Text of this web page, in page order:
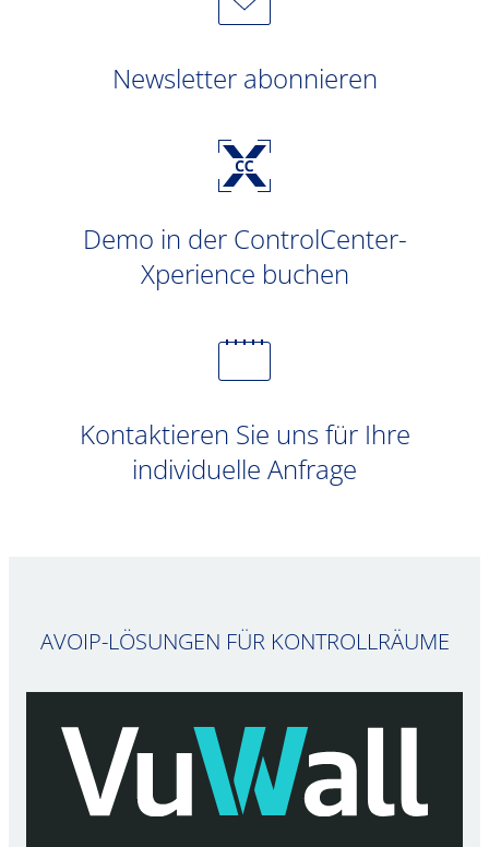
Newsletter abonnieren
Demo in der ControlCenter-
Xperience buchen
Kontaktieren Sie uns für Ihre
individuelle Anfrage
AVOIP-LÖSUNGEN FÜR KONTROLLRÄUME